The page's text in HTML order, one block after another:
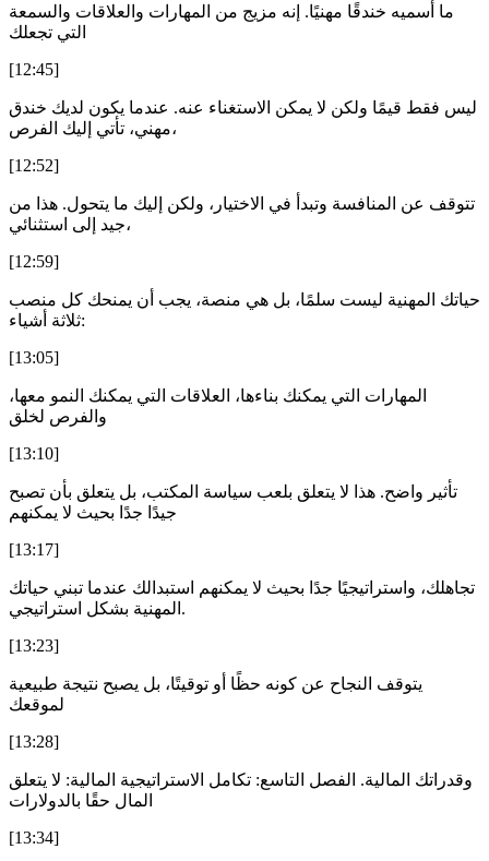
ما أسميه خندقًا مهنيًا. إنه مزيج من المهارات والعلاقات والسمعة
التي تجعلك
[12:45]
ليس فقط قيمًا ولكن لا يمكن الاستغناء عنه. عندما يكون لديك خندق
مهني، تأتي إليك الفرص،
[12:52]
تتوقف عن المنافسة وتبدأ في الاختيار، ولكن إليك ما يتحول. هذا من
جيد إلى استثنائي،
[12:59]
حياتك المهنية ليست سلمًا، بل هي منصة، يجب أن يمنحك كل منصب
ثلاثة أشياء:
[13:05]
المهارات التي يمكنك بناءها، العلاقات التي يمكنك النمو معها،
والفرص لخلق
[13:10]
تأثير واضح. هذا لا يتعلق بلعب سياسة المكتب، بل يتعلق بأن تصبح
جيدًا جدًا بحيث لا يمكنهم
[13:17]
تجاهلك، واستراتيجيًا جدًا بحيث لا يمكنهم استبدالك عندما تبني حياتك
المهنية بشكل استراتيجي.
[13:23]
يتوقف النجاح عن كونه حظًا أو توقيتًا، بل يصبح نتيجة طبيعية
لموقعك
[13:28]
وقدراتك المالية. الفصل التاسع: تكامل الاستراتيجية المالية: لا يتعلق
المال حقًا بالدولارات
[13:34]